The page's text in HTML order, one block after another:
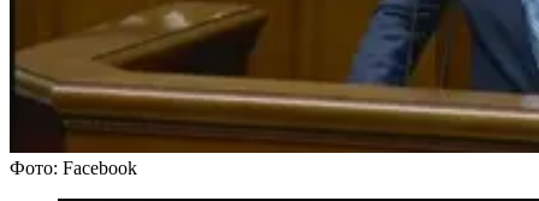
Фото: Facebook